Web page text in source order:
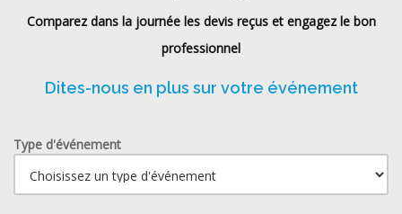
Comparez dans la journée les devis reçus et engagez le bon
professionnel
Dites-nous en plus sur votre événement
Type d'événement